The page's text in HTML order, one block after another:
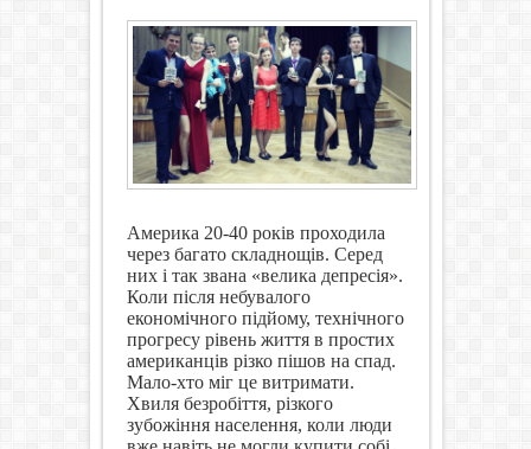
Америка 20-40 років проходила
через багато складнощів. Серед
них і так звана «велика депресія».
Коли після небувалого
економічного підйому, технічного
прогресу рівень життя в простих
американців різко пішов на спад.
Мало-хто міг це витримати.
Хвиля безробіття, різкого
зубожіння населення, коли люди